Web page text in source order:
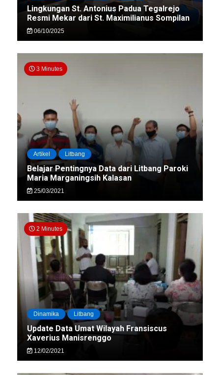
Lingkungan St. Antonius Padua Tegalrejo
Resmi Mekar dari St. Maximilianus Sompilan
06/10/2025
3 Minutes
Artikel Litbang
Belajar Pentingnya Data dari Litbang Paroki
Maria Marganingsih Kalasan
25/03/2021
2 Minutes
Dinamika Litbang
Update Data Umat Wilayah Fransiscus
Xaverius Manisrenggo
12/02/2021